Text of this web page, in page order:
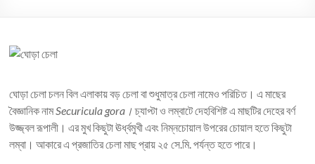
ঘোড়া চেলা চলন বিল এলাকায় বড় চেলা বা শুধুমাত্র চেলা নামেও পরিচিত। এ মাছের
বৈজ্ঞানিক নামSecuricula gora।চ্যাপ্টা ও লম্বাটে দেহবিশিষ্ট এ মাছটির দেহের বর্ণ
উজ্জ্বল রূপালী। এর মুখ কিছুটা ঊর্ধ্বমুখী এবং নিম্নচোয়াল উপরের চোয়াল হতে কিছুটা
লম্বা। আকারে এ প্রজাতির চেলা মাছ প্রায় ২৫ সে.মি. পর্যন্ত হতে পারে।